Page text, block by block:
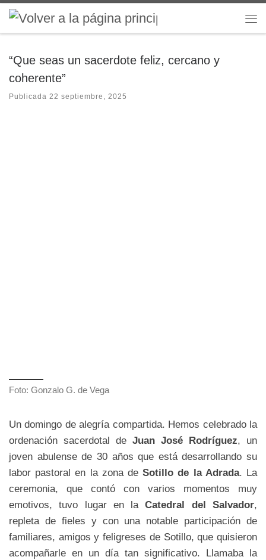
Saltar al contenido
“Que seas un sacerdote feliz, cercano y
coherente”
Publicada 22 septiembre, 2025
Foto: Gonzalo G. de Vega
Un domingo de alegría compartida. Hemos celebrado la
ordenación sacerdotal de Juan José Rodríguez, un
joven abulense de 30 años que está desarrollando su
labor pastoral en la zona deSotillo de la Adrada. La
ceremonia, que contó con varios momentos muy
emotivos, tuvo lugar en laCatedral del Salvador,
repleta de fieles y con una notable participación de
familiares, amigos y feligreses de Sotillo, que quisieron
acompañarle en un día tan significativo. Llamaba la